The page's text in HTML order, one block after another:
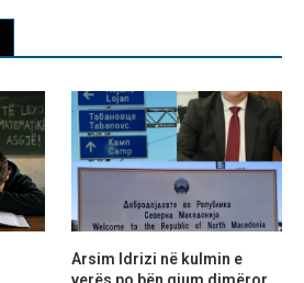
Arsim Idrizi në kulmin e